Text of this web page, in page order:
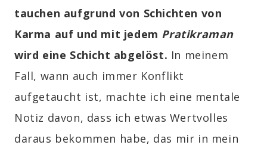
tauchen aufgrund von Schichten von
Karma auf und mit jedem Pratikraman
wird eine Schicht abgelöst. In meinem
Fall, wann auch immer Konflikt
aufgetaucht ist, machte ich eine mentale
Notiz davon, dass ich etwas Wertvolles
daraus bekommen habe, das mir in mein